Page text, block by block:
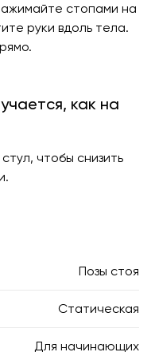
стопами на
руки вдоль тела.
как на
чтобы снизить
Позы стоя
Статическая
Для начинающих